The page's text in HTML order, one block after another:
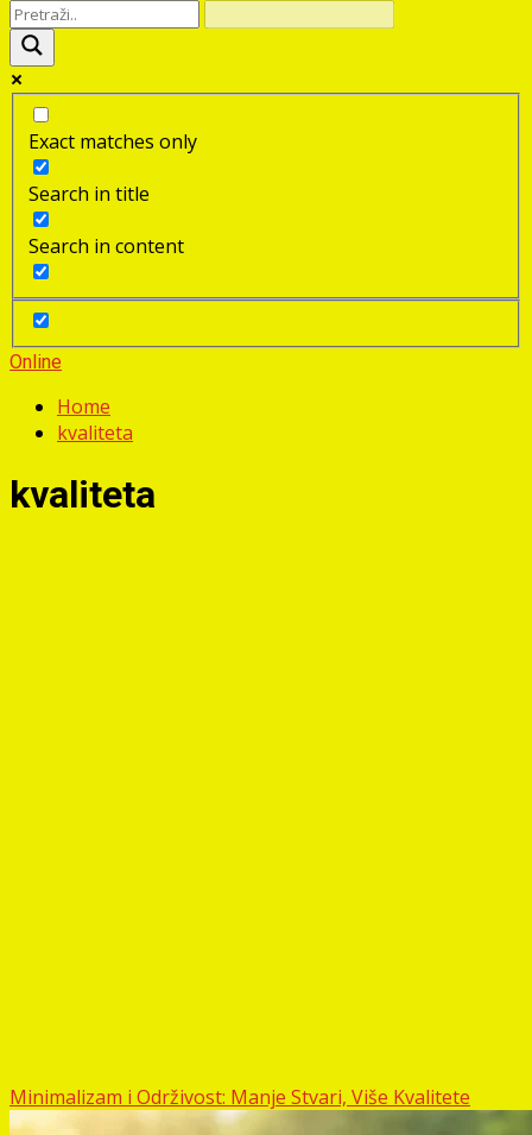
Exact matches only
Search in title
Search in content
Online
Home
kvaliteta
kvaliteta
Minimalizam i Održivost: Manje Stvari, Više Kvalitete